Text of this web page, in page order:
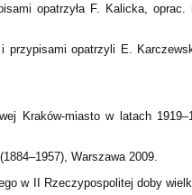
opatrzyła F. Kalicka,
opatrzyli E.
Kraków-miasto w latach
Warszawa 2009.
w II Rzeczypospolitej doby